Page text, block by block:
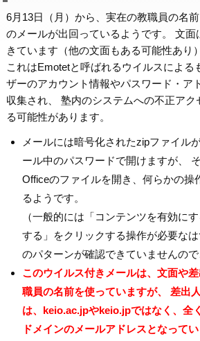
6月13日（月）から、実在の教職員の名
のメールが出回っているようです。 文
きています（他の文面もある可能性あり
これはEmotetと呼ばれるウイルスによる
ザーのアカウント情報やパスワード・ア
収集され、 塾内のシステムへの不正ア
る可能性があります。
メールには暗号化されたzipファイル
ール中のパスワードで開けますが、
Officeのファイルを開き、何らかの操
るようです。
（一般的には「コンテンツを有効に
する」をクリックする操作が必要な
のパターンが確認できていませんので
このウイルス付きメールは、文面や
職員の名前を使っていますが、 差出
は、keio.ac.jpやkeio.jpではなく、全
ドメインのメールアドレスとなって